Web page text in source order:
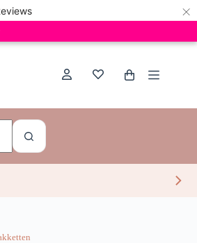
×
Winkelwagen